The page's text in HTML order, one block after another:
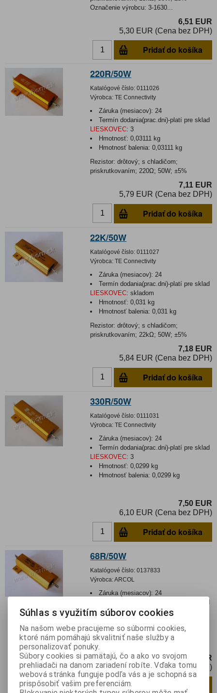
Označenie výrobcu: 3-1630...
6,51 EUR
5,30 EUR (Cena bez DPH)
Pridať do košíka
220R/50W
Katalógové číslo: 0111026
Výrobca: TE Connectivity
Záruka (mesiacov): 24
Termín dodania(prac.dni)-platí pre sklad
LIESKOVEC: 3
Hmotnosť:0,03111 kg
Hmotnosť balenia:0,03111 kg
Rezistor: drôtový; s chladičom;
priskrutkovaním; 220Ω; 50W; ±5%
7,11 EUR
5,79 EUR (Cena bez DPH)
Pridať do košíka
22K/50W
Katalógové číslo: 0111027
Výrobca: TE Connectivity
Záruka (mesiacov): 24
Termín dodania(prac.dni)-platí pre sklad
LIESKOVEC: skladom
Hmotnosť:0,031 kg
Hmotnosť balenia:0,031 kg
Rezistor: drôtový; s chladičom;
priskrutkovaním; 22kΩ; 50W; ±5%
7,18 EUR
5,84 EUR (Cena bez DPH)
Pridať do košíka
330R/50W
Katalógové číslo: 0111031
Výrobca: TE Connectivity
Záruka (mesiacov): 24
Termín dodania(prac.dni)-platí pre sklad
LIESKOVEC: 3
Hmotnosť:0,0299 kg
Hmotnosť balenia:0,0299 kg
7,50 EUR
6,10 EUR (Cena bez DPH)
Pridať do košíka
68R/50W
Katalógové číslo: 0137833
Výrobca:ARCOL
Záruka (mesiacov): 24
Termín dodania(prac.dni)-platí pre sklad
LIESKOVEC:3
Rezistor: drôtový; s chladičom;
priskrutkovaním; 68Ω; 50W; ±5%
4,68 EUR
3,81 EUR (Cena bez DPH)
Pridať do košíka
Súhlas s využitím súborov cookies
Na našom webe pracujeme so súbormi cookies,
ktoré nám pomáhajú skvalitniť naše služby a
personalizovať ponuky.
Súbory cookies si pamätajú, čo a ako vo svojom
prehliadači na danom zariadení robíte. Vďaka tomu
webová stránka funguje podľa vás a je schopná sa
prispôsobiť vašim preferenciám.